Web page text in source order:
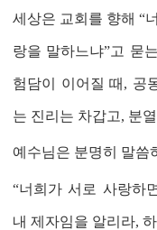
세상은 교회를 향해“
랑을 말하느냐”고 묻
험담이 이어질 때 , 공
는 진리는 차갑고, 분
예수님은 분명히 말씀
“너희가 서로 사랑하
내 제자임을 알리라,